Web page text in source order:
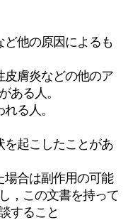
ど他の原因によるも
皮膚炎などの他のア
ある人。
る人。
を起こしたことがあ
場合は副作用の可能
，この文書を持って
すること